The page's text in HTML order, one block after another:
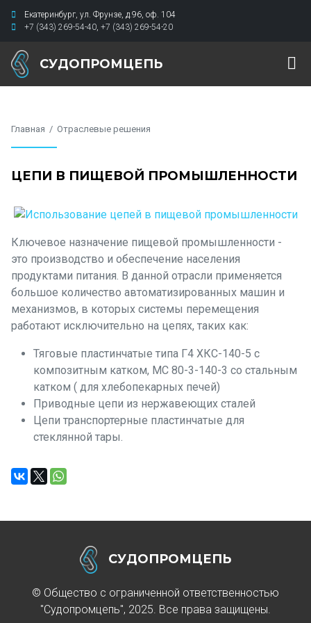
Екатеринбург, ул. Фрунзе, д.96, оф. 104
+7 (343) 269-54-40, +7 (343) 269-54-20
СУДОПРОМЦЕПЬ
Главная Отраслевые решения
ЦЕПИ В ПИЩЕВОЙ ПРОМЫШЛЕННОСТИ
Ключевое назначение пищевой промышленности -
это производство и обеспечение населения
продуктами питания. В данной отрасли применяется
большое количество автоматизированных машин и
механизмов, в которых системы перемещения
работают исключительно на цепях, таких как:
Тяговые пластинчатые типа Г4 ХКС-140-5 с
композитным катком, МС 80-3-140-3 со стальным
катком ( для хлебопекарных печей)
Приводные цепи из нержавеющих сталей
Цепи транспортерные пластинчатые для
стеклянной тары.
СУДОПРОМЦЕПЬ
© Общество с ограниченной ответственностью
"Судопромцепь", 2025. Все права защищены.